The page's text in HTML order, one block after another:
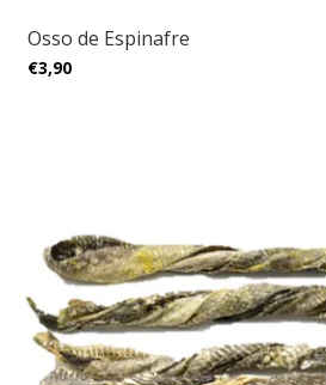
Osso de Espinafre
€3,90